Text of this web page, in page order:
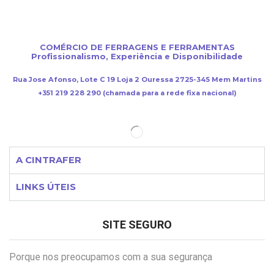
COMÉRCIO DE FERRAGENS E FERRAMENTAS
Profissionalismo, Experiência e Disponibilidade
Rua Jose Afonso, Lote C 19 Loja 2 Ouressa 2725-345 Mem Martins
+351 219 228 290 (chamada para a rede fixa nacional)
A CINTRAFER
LINKS ÚTEIS
SITE SEGURO
Porque nos preocupamos com a sua segurança